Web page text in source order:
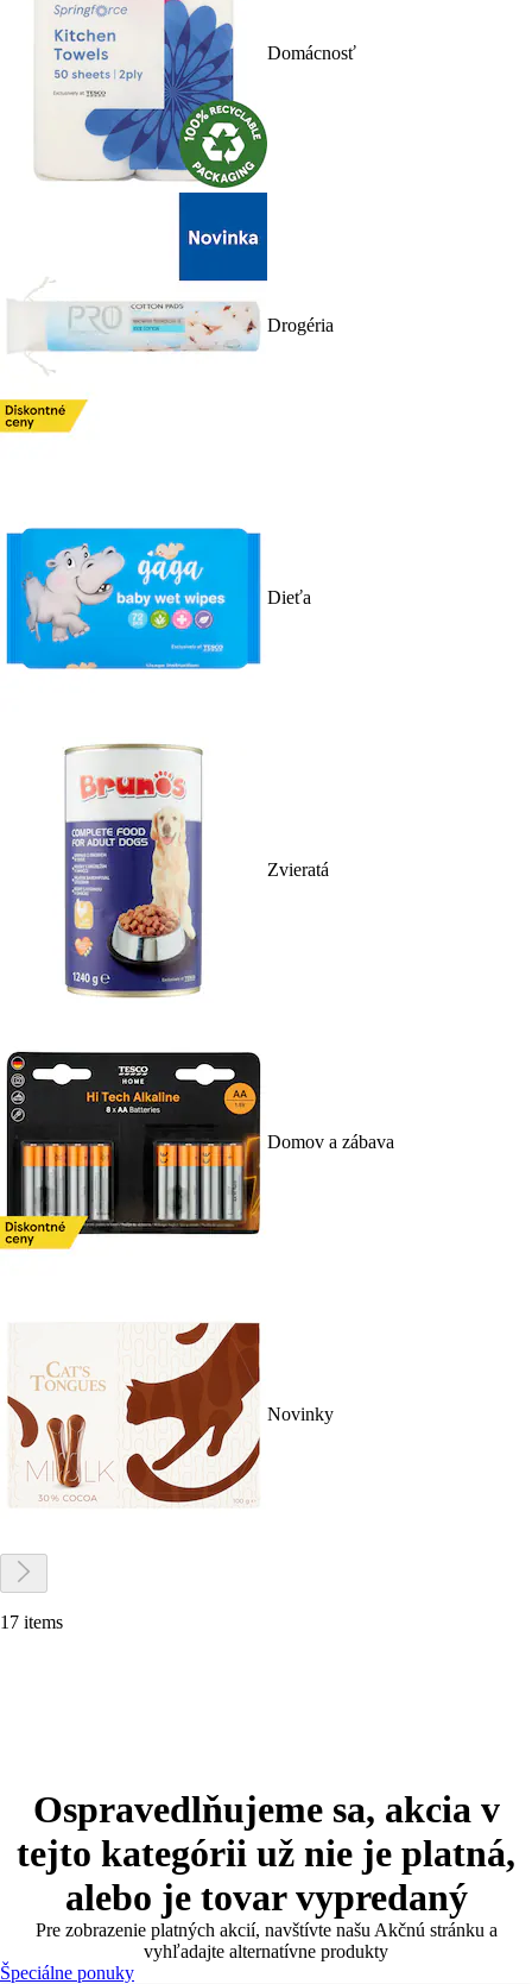
Domácnosť
Drogéria
Dieťa
Zvieratá
Domov a zábava
Novinky
17 items
Ospravedlňujeme sa, akcia v
tejto kategórii už nie je platná,
alebo je tovar vypredaný
Pre zobrazenie platných akcií, navštívte našu Akčnú stránku a
vyhľadajte alternatívne produkty
Špeciálne ponuky